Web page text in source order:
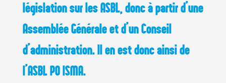
législation sur les ASBL, donc à partir d’une
Assemblée Générale et d’un Conseil
d’administration. Il en est donc ainsi de
l’ASBL PO ISMA.